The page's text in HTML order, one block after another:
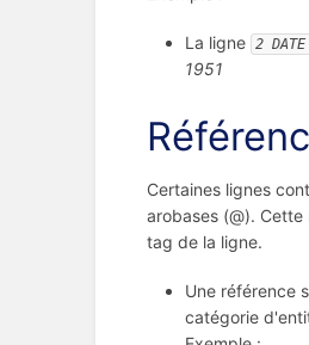
La ligne 2
1951
Certaines lignes
arobases (@).
tag de la ligne.
Une référence
catégorie